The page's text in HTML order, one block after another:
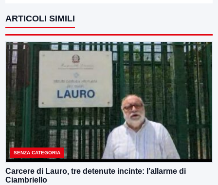
ARTICOLI SIMILI
SENZA CATEGORIA
Carcere di Lauro, tre detenute incinte: l’allarme di
Ciambriello